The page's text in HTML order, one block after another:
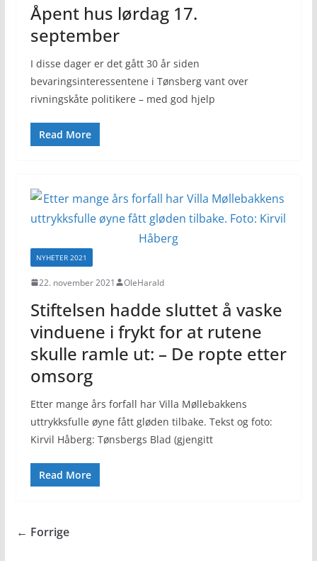
Åpent hus lørdag 17.
september
I disse dager er det gått 30 år siden
bevaringsinteressentene i Tønsberg vant over
rivningskåte politikere – med god hjelp
Read More
NYHETER 2021
22. november 2021 OleHarald
Stiftelsen hadde sluttet å vaske
vinduene i frykt for at rutene
skulle ramle ut: – De ropte etter
omsorg
Etter mange års forfall har Villa Møllebakkens
uttrykksfulle øyne fått gløden tilbake. Tekst og foto:
Kirvil Håberg: Tønsbergs Blad (gjengitt
Read More
← Forrige